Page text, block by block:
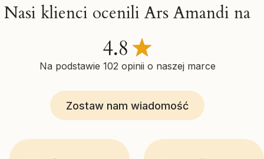
Nasi klienci ocenili Ars Amandi na
Na podstawie 102 opinii o naszej marce
Zostaw nam wiadomość